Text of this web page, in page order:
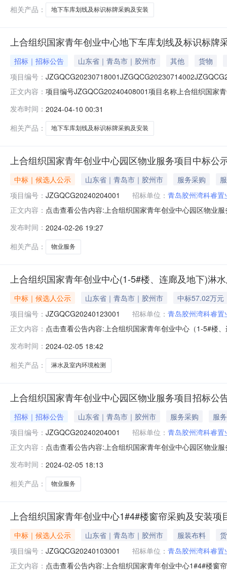
相关产品： 地下车库划线及标识标牌采购及安装
上合组织国家青年创业中心地下车库划线及标识标牌
招标｜招标公告 山东省｜青岛市｜胶州市 其他
货物
项目编号：
正文内容： 项目编号JZGQCG20240408001项目名称上合组织国家
间2024-04-1000:00:00公告截止时间暨报名截止时间
发布时间： 2024-04-10 00:31
相关产品：
地下车库划线及标识标牌采购及安装
上合组织国家青年创业中心园区物业服务项目中标公
中标｜候选人公示 山东省｜青岛市｜胶州市 服务采购
项目编号： JZGQCG20240204001 招标单位： 青岛胶州湾科睿置
正文内容： 点击查看公告内容:上合组织国家青年创业中心园区物业
中标公示有异议的,于2024年2月27日00时00分至2024
发布时间： 2024-02-26 19:27
相关产品：
物业服务
上合组织国家青年创业中心(1-5#楼、连廊及地下)淋
中标｜候选人公示 山东省｜青岛市｜胶州市
中标57.02万元
项目编号： JZGQCG20240123001 招标单位： 青岛胶州湾科睿置
正文内容： 点击查看公告内容:上合组织国家青年创业中心（1-5#楼
测有限公司中标价格：57.020989万元二、其他：投标
发布时间： 2024-02-05 18:42
相关产品：
淋水及室内环境检测
上合组织国家青年创业中心园区物业服务项目招标公
招标｜招标公告 山东省｜青岛市｜胶州市 服务采购
服务
项目编号： JZGQCG20240204001 招标单位： 青岛胶州湾科睿置
正文内容： 点击查看公告内容:上合组织国家青年创业中心园区物业
胶州湾科睿置业有限公司。本项目已具备招标条件，现
国家青年创业
发布时间： 2024-02-05 18:13
相关产品：
物业服务
上合组织国家青年创业中心1#4#楼窗帘采购及安装项
中标｜候选人公示 山东省｜青岛市｜胶州市 服装布料
项目编号： JZGQCG20240103001 招标单位： 青岛胶州湾科睿置
正文内容： 点击查看公告内容:上合组织国家青年创业中心1#4#楼窗